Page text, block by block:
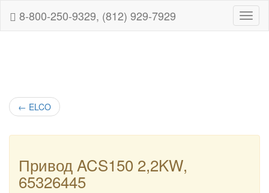
8-800-250-9329, (812) 929-7929
← ELCO
Привод ACS150 2,2KW,
65326445